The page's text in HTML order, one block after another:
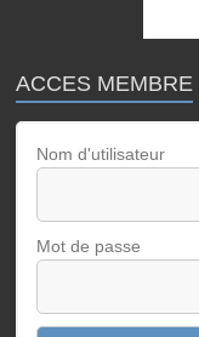
ACCES MEMBRE
Nom d'utilisateur
Mot de passe